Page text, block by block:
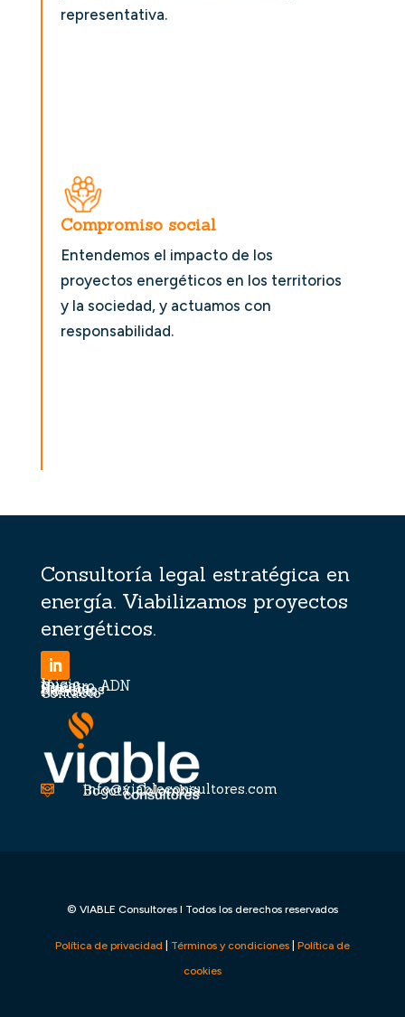
representativa.
Compromiso social
Entendemos el impacto de los
proyectos energéticos en los territorios
y la sociedad, y actuamos con
responsabilidad.
Consultoría legal estratégica en
energía. Viabilizamos proyectos
energéticos.
Inicio
Nuestro ADN
Equipo
Servicios
Noticias
Contacto
 info@viableconsultores.com
 Bogotá, Colombia
© VIABLE Consultores I Todos los derechos reservados
Política de privacidad Términos y condiciones| Política de
cookies